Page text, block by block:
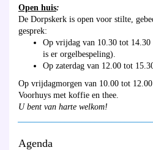
Open huis:
De Dorpskerk is open voor stilte,
gesprek:
Op vrijdag van 10.30 tot
is er orgelbespeling).
Op zaterdag van 12.00 tot
Op vrijdagmorgen van 10.00 tot
Voorhuys met koffie en thee.
U bent van harte welkom!
Agenda